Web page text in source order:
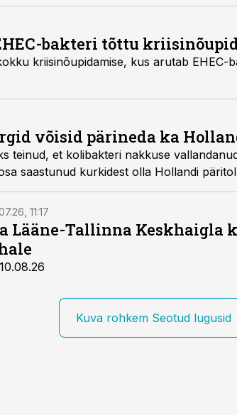
bakteri tõttu
kirjutas Yle
võisid pärineda ka
on pärit kahest Hispaania
võib osa saastunud kurkidest olla Hollandi
11:17
Lääne-Tallinna Keskhaigla
Kuva rohkem Seotud lugusid